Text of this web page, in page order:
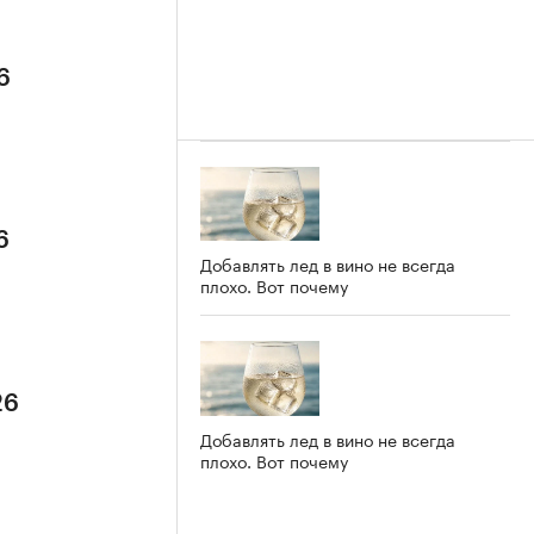
Добавлять лед в вино не всегда
плохо. Вот почему
Добавлять лед в вино не всегда
плохо. Вот почему